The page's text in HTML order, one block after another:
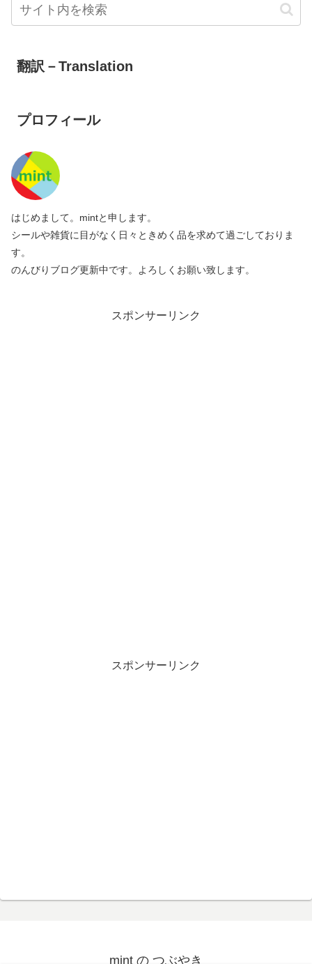
翻訳－Translation
プロフィール
はじめまして。mintと申します。
シールや雑貨に目がなく日々ときめく品を求めて過ごしておりま
す。
のんびりブログ更新中です。よろしくお願い致します。
スポンサーリンク
スポンサーリンク
mint の つぶやき